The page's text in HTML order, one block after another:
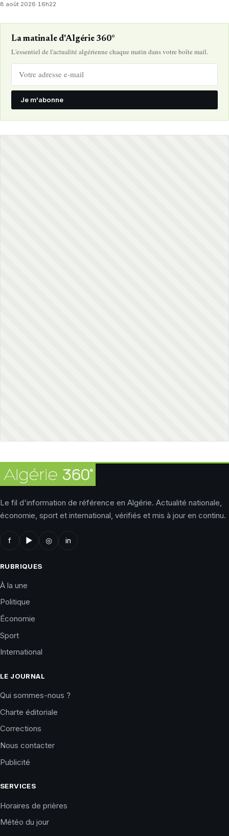
8 août 2026·16h22
La matinale d'Algérie 360°
L'essentiel de l'actualité algérienne chaque matin dans votre boîte mail.
Je m'abonne
Le fil d'information de référence en Algérie. Actualité nationale,
économie, sport et international, vérifiés et mis à jour en continu.
f ▶ ◎ in
RUBRIQUES
À la une
Politique
Économie
Sport
International
LE JOURNAL
Qui sommes-nous ?
Charte éditoriale
Corrections
Nous contacter
Publicité
SERVICES
Horaires de prières
Météo du jour